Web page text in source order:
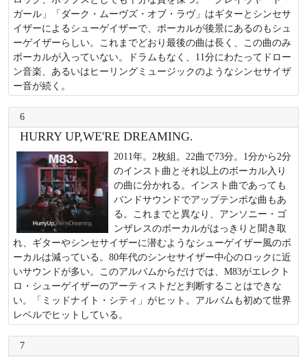
ガール」「ダーク・ムーヴズ・オブ・ラヴ」はギターとシンセサ
イザーによるシューゲイザーで、ボーカルが後景にあるのもシュ
ーゲイザーらしい。これまでどおり最後の曲は長く、この曲のみ
ボーカルが入っていない。ドラムもなく、11分にわたってドロー
ン音楽、あるいはヒーリングミュージックのようなシンセサイザ
ー音が続く。
6
HURRY UP,WE'RE DREAMING.
2011年。2枚組。22曲で73分。1分から2分
のインスト曲とそれ以上のボーカル入り
の曲に分かれる。インスト曲であっても
バンドサウンドでアップテンポな曲もあ
る。これまでと異なり、アンソニー・ゴ
ンザレスのボーカルがはっきりと聞き取
れ、ギターやシンセサイザーに潜むようなシューゲイザー風のボ
ーカルは減っている。80年代のシンセサイザー中心のロックに近
いサウンドが多い。このアルバムからだけでは、M83がエレクト
ロ・シューゲイザーのアーティストだと判断することはできな
い。「ミッドナイト・シティ」がヒット。アルバムも初めて世界
レベルでヒットしている。
7